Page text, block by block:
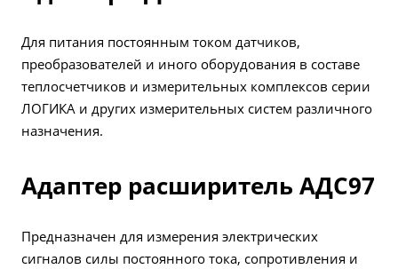
Для питания постоянным током датчиков,
преобразователей и иного оборудования в составе
теплосчетчиков и измерительных комплексов серии
ЛОГИКА и других измерительных систем различного
назначения.
Адаптер расширитель АДС97
Предназначен для измерения электрических
сигналов силы постоянного тока, сопротивления и